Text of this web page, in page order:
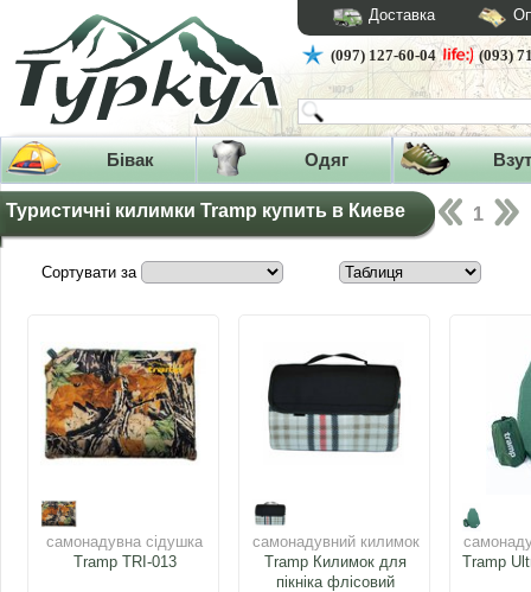
Доставка
(097) 127-60-04 (093)
Бівак Одяг
Туристичні килимки Tramp купить в Киеве 1
Сортувати за
самонадувна сідушка
Tramp TRI-013
самонадувний килимок
Tramp Килимок для
пікніка флісовий
Tramp